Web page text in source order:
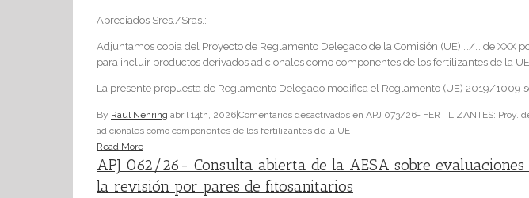
Apreciados Sres./Sras.:
Adjuntamos copia del Proyecto de Reglamento Delegado de la Comisión (UE) …/… de
para incluir productos derivados adicionales como componentes de los fertilizantes de la
La presente propuesta de Reglamento Delegado modifica el Reglamento (UE) 2019/1009
By Raúl Nehring abril 14th, 2026 Comentarios desactivados en APJ 073/26- FERTILIZANTES: Proy.
adicionales como componentes de los fertilizantes de la UE
Read More
APJ 062/26- Consulta abierta de la AESA sobre
la revisión por pares de fitosanitarios